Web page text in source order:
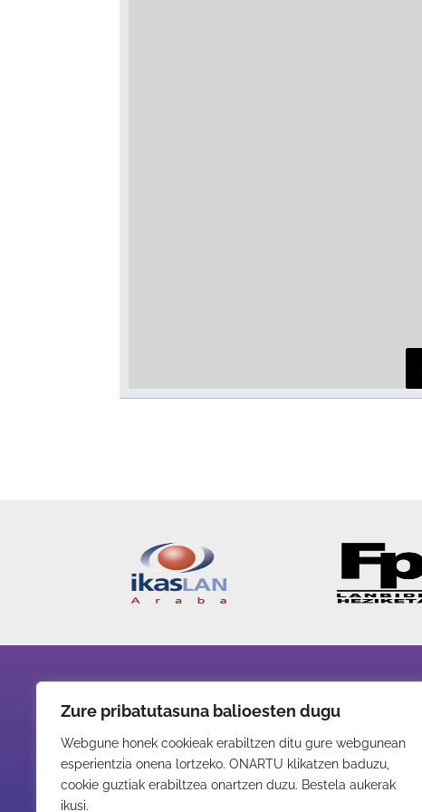
Zure pribatutasuna balioesten dugu
Webgune honek cookieak erabiltzen ditu gure webgunean
esperientzia onena lortzeko. ONARTU klikatzen baduzu,
cookie guztiak erabiltzea onartzen duzu. Bestela aukerak
ikusi.
IES LAUDIO BEHEKOA BHI
Zumalakarregi 34
01400 Laudio-Llodio (Araba)